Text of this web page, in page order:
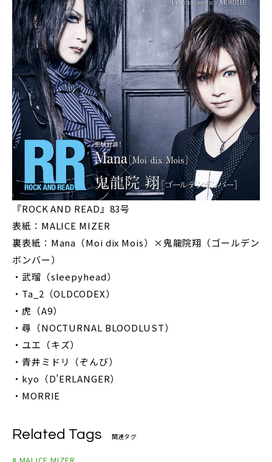
『ROCK AND READ』83号
表紙：MALICE MIZER
裏表紙：Mana（Moi dix Mois）×鬼龍院翔（ゴールデン
ボンバー）
・武瑠（sleepyhead）
・Ta_2（OLDCODEX）
・虎（A9）
・尋（NOCTURNAL BLOODLUST）
・ユエ（キズ）
・青井ミドリ（ぞんび）
・kyo（D’ERLANGER）
・MORRIE
Related Tags 関連タグ